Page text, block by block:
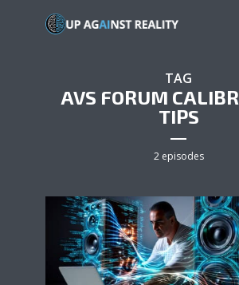
TAG
AVS FORUM
TIPS
2 episodes